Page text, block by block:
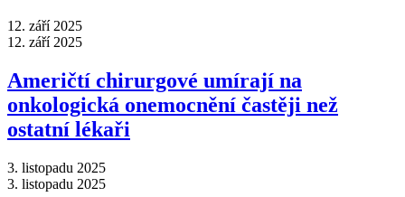
12. září 2025
12. září 2025
Američtí chirurgové umírají na
onkologická onemocnění častěji než
ostatní lékaři
3. listopadu 2025
3. listopadu 2025